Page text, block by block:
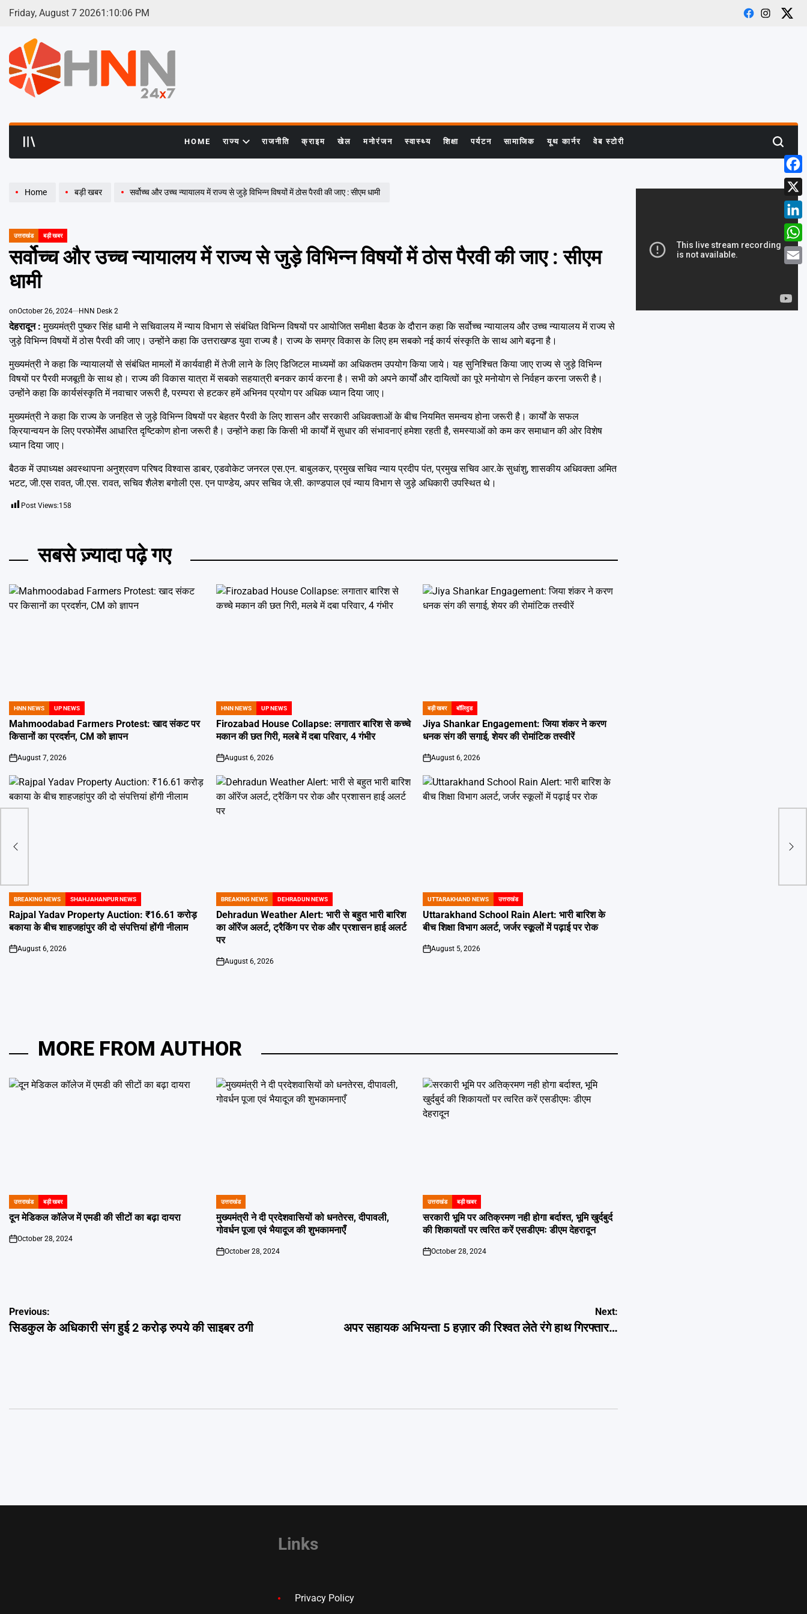
Skip
Friday, August 7 20261 :10:06 PM
FacebookX
HOME राज्य राजनीति क्राइम खेल मनोरंजन स्वास्थ्य शिक्षा पर्यटन सामाजिक यूथ कार्नर वेब स्टोरी Search
Home बड़ी खबर सर्वोच्च और उच्च न्यायालय में राज्य से जुड़े विभिन्न विषयों में ठोस पैरवी की जाए : सीएम धामी
POSTED
उत्तराखंड बड़ी खबर
सर्वोच्च और उच्च न्यायालय में राज्य से जुड़े विभिन्न विषयों में ठोस पैरवी की जाए : सीएम
धामी
onOctober 26, 2024 HNN Desk 2
देहरादून : मुख्यमंत्री पुष्कर सिंह धामी ने सचिवालय में न्याय विभाग से संबंधित विभिन्न विषयों पर आयोजित समीक्षा बैठक के दौरान कहा कि सर्वोच्च न्यायालय और उच्च न्यायालय में राज्य से
जुड़े विभिन्न विषयों में ठोस पैरवी की जाए। उन्होंने कहा कि उत्तराखण्ड युवा राज्य है। राज्य के समग्र विकास के लिए हम सबको नई कार्य संस्कृति के साथ आगे बढ़ना है।
मुख्यमंत्री ने कहा कि न्यायालयों से संबंधित मामलों में कार्यवाही में तेजी लाने के लिए डिजिटल माध्यमों का अधिकतम उपयोग किया जाये। यह सुनिश्चित किया जाए राज्य से जुड़े विभिन्न
विषयों पर पैरवी मजबूती के साथ हो। राज्य की विकास यात्रा में सबको सहयात्री बनकर कार्य करना है। सभी को अपने कार्यों और दायित्वों का पूरे मनोयोग से निर्वहन करना जरूरी है।
उन्होंने कहा कि कार्यसंस्कृति में नवाचार जरूरी है, परम्परा से हटकर हमें अभिनव प्रयोग पर अधिक ध्यान दिया जाए।
मुख्यमंत्री ने कहा कि राज्य के जनहित से जुड़े विभिन्न विषयों पर बेहतर पैरवी के लिए शासन और सरकारी अधिवक्ताओं के बीच नियमित समन्वय होना जरूरी है। कार्यों के सफल
क्रियान्वयन के लिए परफोर्मेंस आधारित दृष्टिकोण होना जरूरी है। उन्होंने कहा कि किसी भी कार्यों में सुधार की संभावनाएं हमेशा रहती है, समस्याओं को कम कर समाधान की ओर विशेष
ध्यान दिया जाए।
बैठक में उपाध्यक्ष अवस्थापना अनुश्रवण परिषद विश्वास डाबर, एडवोकेट जनरल एस.एन. बाबुलकर, प्रमुख सचिव न्याय प्रदीप पंत, प्रमुख सचिव आर.के सुधांशु, शासकीय अधिवक्ता अमित
भटट, जी.एस रावत, जी.एस. रावत, सचिव शैलेश बगोली एस. एन पाण्डेय, अपर सचिव जे.सी. काण्डपाल एवं न्याय विभाग से जुड़े अधिकारी उपस्थित थे।
Post Views:158
सबसे ज़्यादा पढ़े गए
POSTED
IN
HNN NEWS UP NEWS
Mahmoodabad Farmers Protest: खाद संकट पर
किसानों का प्रदर्शन, CM को ज्ञापन
on
August 7, 2026
POSTED
IN
HNN NEWS UP NEWS
Firozabad House Collapse: लगातार बारिश से कच्चे
मकान की छत गिरी, मलबे में दबा परिवार, 4 गंभीर
on
August 6, 2026
POSTED
IN
बड़ी खबर बॉलिवुड
Jiya Shankar Engagement: जिया शंकर ने करण
धनक संग की सगाई, शेयर की रोमांटिक तस्वीरें
on
August 6, 2026
POSTED
IN
BREAKING NEWS SHAHJAHANPUR NEWS
Rajpal Yadav Property Auction: ₹16.61 करोड़
बकाया के बीच शाहजहांपुर की दो संपत्तियां होंगी नीलाम
on
August 6, 2026
POSTED
IN
BREAKING NEWS DEHRADUN NEWS
Dehradun Weather Alert: भारी से बहुत भारी बारिश
का ऑरेंज अलर्ट, ट्रैकिंग पर रोक और प्रशासन हाई अलर्ट
पर
on
August 6, 2026
POSTED
IN
UTTARAKHAND NEWS उत्तराखंड
Uttarakhand School Rain Alert: भारी बारिश के
बीच शिक्षा विभाग अलर्ट, जर्जर स्कूलों में पढ़ाई पर रोक
on
August 5, 2026
MORE FROM AUTHOR
POSTED
IN
उत्तराखंड बड़ी खबर
दून मेडिकल कॉलेज में एमडी की सीटों का बढ़ा दायरा
on
October 28, 2024
POSTED
IN
उत्तराखंड
मुख्यमंत्री ने दी प्रदेशवासियों को धनतेरस, दीपावली,
गोवर्धन पूजा एवं भैयादूज की शुभकामनाएँ
on
October 28, 2024
POSTED
IN
उत्तराखंड बड़ी खबर
सरकारी भूमि पर अतिक्रमण नही होगा बर्दाश्त, भूमि खुर्दबुर्द
की शिकायतों पर त्वरित करें एसडीएमः डीएम देहरादून
on
October 28, 2024
लेते
Post
navigation
Previous:
सिडकुल के अधिकारी संग हुई 2 करोड़ रुपये की साइबर ठगी
Next:
अपर सहायक अभियन्ता 5 हज़ार की रिश्वत लेते रंगे हाथ गिरफ्तार…
Links
Privacy Policy
X